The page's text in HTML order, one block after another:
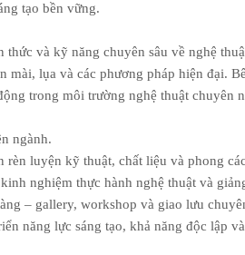
tạo bền vững.
và kỹ năng chuyên sâu về nghệ
mài, lụa và các phương pháp hiện đại.
trong môi trường nghệ thuật chuyên
ngành.
luyện kỹ thuật, chất liệu và phong
nghiệm thực hành nghệ thuật và
– gallery, workshop và giao lưu
năng lực sáng tạo, khả năng độc lập